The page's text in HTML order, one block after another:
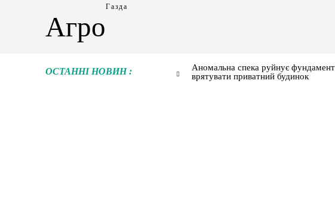
Агро
Газда
ОСТАННІ НОВИН :
Аномальна спека руйнує
врятувати приватний будинок